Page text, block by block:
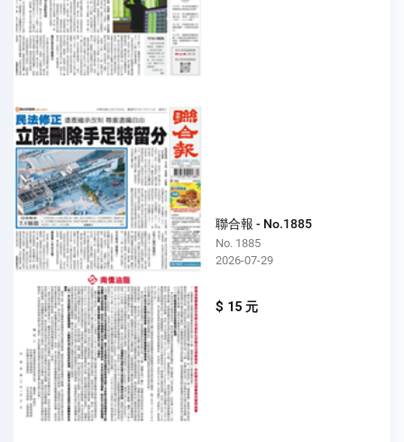
聯合報 - No.1885
No. 1885
2026-07-29
$ 15 元